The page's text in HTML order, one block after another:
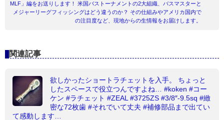
MLF」編をお送りします！ 米国バストーナメントの2大組織、バスマスターと
メジャーリーグフィッシングはどう違うのか？ その仕組みやアメリカ国内で
の注目度など、現地からの生情報をお届けします。
関連記事
欲しかったショートラチェットを入手。 ちょっと
したスペースで役立つんですよね… #koken #コー
ケン #ラチェット #ZEAL #3725ZS #3/8″-9.5sq #緻
密な72枚歯 #それでいて丈夫 #補修部品まで出てい
て感動します…